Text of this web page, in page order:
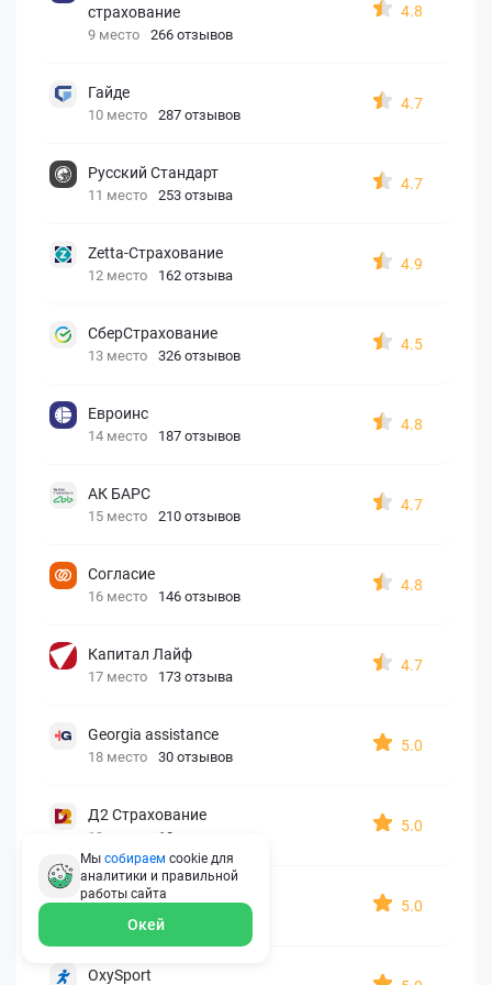
страхование
9 место 266 отзывов
4.8
Гайде
10 место 287 отзывов
4.7
Русский Стандарт
11 место 253 отзыва
4.7
Zetta-Страхование
12 место 162 отзыва
4.9
СберСтрахование
13 место 326 отзывов
4.5
Евроинс
14 место 187 отзывов
4.8
АК БАРС
15 место 210 отзывов
4.7
Согласие
16 место 146 отзывов
4.8
Капитал Лайф
17 место 173 отзыва
4.7
Georgia assistance
18 место 30 отзывов
5.0
Д2 Страхование
19 место 10 отзывов
5.0
АйАйСи
20 место 7 отзывов
5.0
OxySport
Мы собираем cookie для
аналитики и правильной
работы сайта
Окей